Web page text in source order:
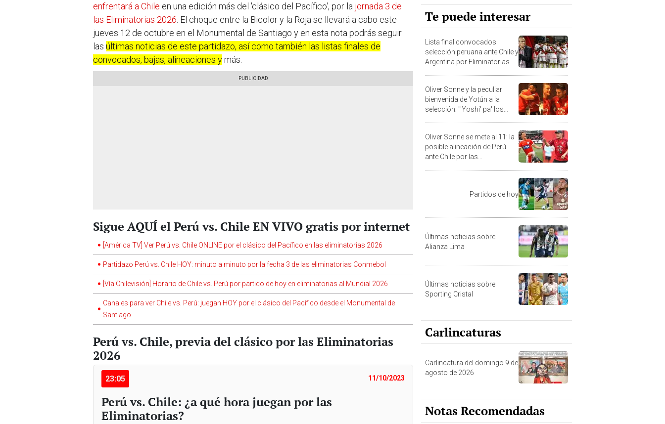
enfrentará a Chile en una edición más del 'clásico del Pacífico', por la jornada 3 de
las Eliminatorias 2026 . El choque entre la Bicolor y la Roja se llevará a cabo este
jueves 12 de octubre en el Monumental de Santiago y en esta nota podrás seguir
las últimas noticias de este partidazo, así como también las listas finales de
convocados, bajas, alineaciones ymás.
Sigue AQUÍ el Perú vs. Chile EN VIVO gratis por internet
[América TV] Ver Perú vs. Chile ONLINE por el clásico del Pacífico en las eliminatorias 2026
Partidazo Perú vs. Chile HOY: minuto a minuto por la fecha 3 de las eliminatorias Conmebol
[Vía Chilevisión] Horario de Chile vs. Perú por partido de hoy en eliminatorias al Mundial 2026
Canales para ver Chile vs. Perú: juegan HOY por el clásico del Pacífico desde el Monumental de
Santiago.
Perú vs. Chile, previa del clásico por las Eliminatorias
2026
23:05 11/10/2023
Perú vs. Chile: ¿a qué hora juegan por las
Eliminatorias?
Te puede interesar
Lista final convocados
selección peruana ante Chile y
Argentina por Eliminatorias
Oliver Sonne y la peculiar
bienvenida de Yotún a la
selección: "'Yoshi' pa' los
Oliver Sonne se mete al 11: la
posible alineación de Perú
ante Chile por las
Partidos de hoy
Últimas noticias sobre
Alianza Lima
Últimas noticias sobre
Sporting Cristal
Carlincaturas
Carlincatura del domingo 9 de
agosto de 2026
Notas Recomendadas